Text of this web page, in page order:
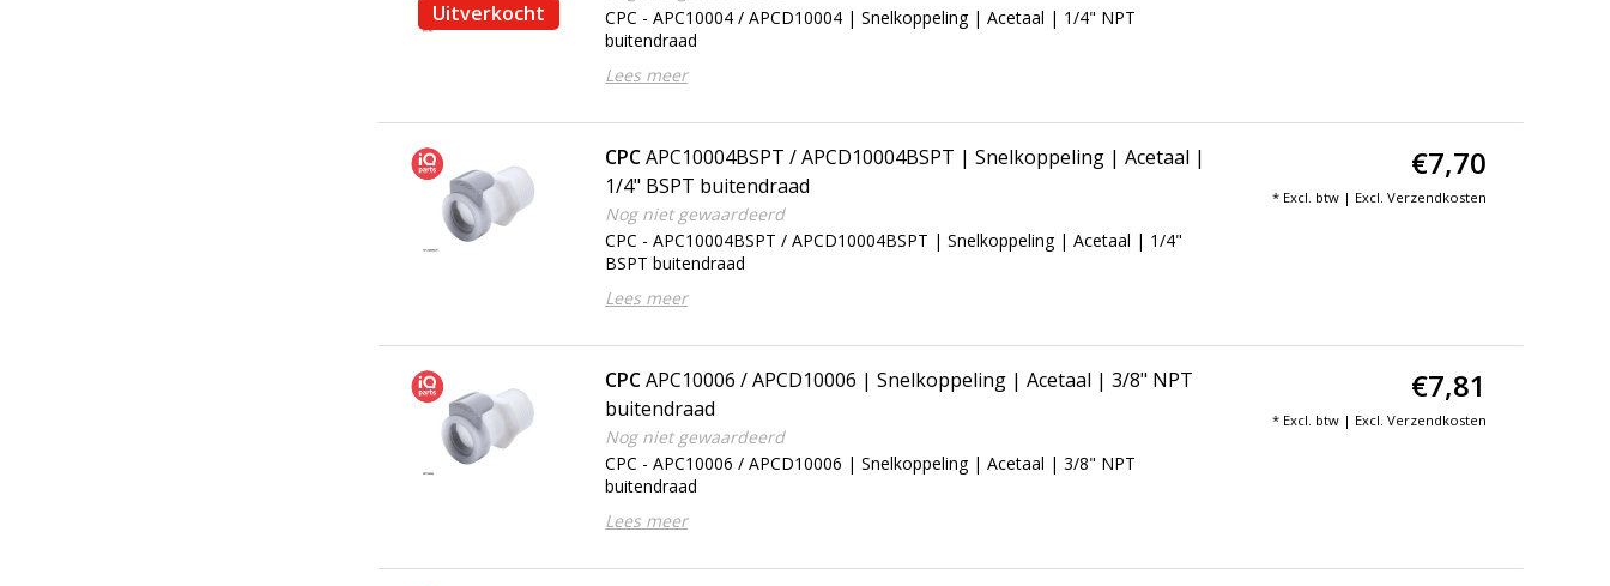
Uitverkocht
CPC - APC10004 / APCD10004 | Snelkoppeling | Acetaal | 1/4" NPT
buitendraad
Lees meer
CPCAPC10004BSPT / APCD10004BSPT | Snelkoppeling | Acetaal |
1/4" BSPT buitendraad
Nog niet gewaardeerd
CPC - APC10004BSPT / APCD10004BSPT | Snelkoppeling | Acetaal | 1/4"
BSPT buitendraad
Lees meer
€7,70
* Excl. btw | Excl. Verzendkosten
CPCAPC10006 / APCD10006 | Snelkoppeling | Acetaal | 3/8" NPT
buitendraad
Nog niet gewaardeerd
CPC - APC10006 / APCD10006 | Snelkoppeling | Acetaal | 3/8" NPT
buitendraad
Lees meer
€7,81
* Excl. btw | Excl. Verzendkosten